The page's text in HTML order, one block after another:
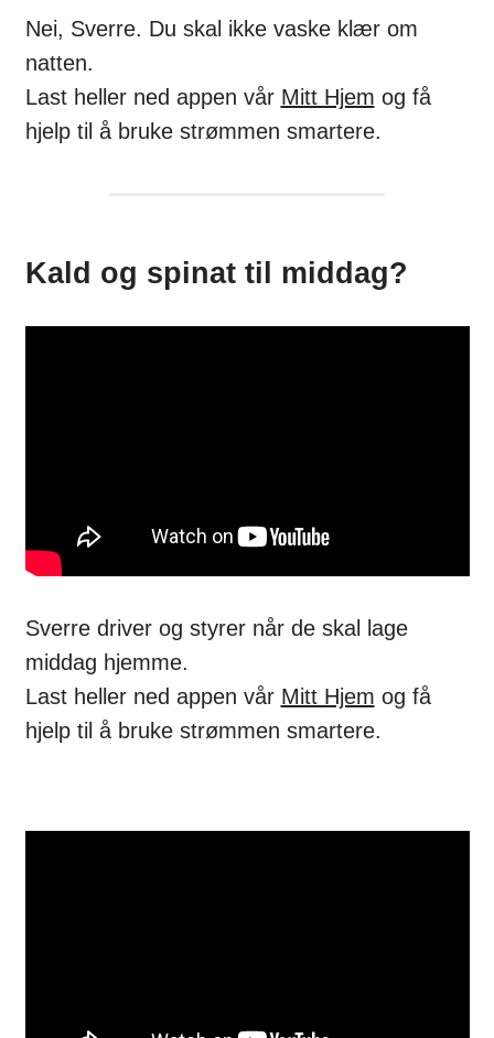
Nei, Sverre. Du skal ikke vaske klær om
natten.
Last heller ned appen vår Mitt Hjem og få
hjelp til å bruke strømmen smartere.
Kald og spinat til middag?
Sverre driver og styrer når de skal lage
middag hjemme.
Last heller ned appen vår Mitt Hjem og få
hjelp til å bruke strømmen smartere.